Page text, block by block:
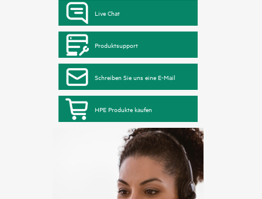
Live Chat
Produktsupport
Schreiben Sie uns eine E-Mail
HPE Produkte kaufen